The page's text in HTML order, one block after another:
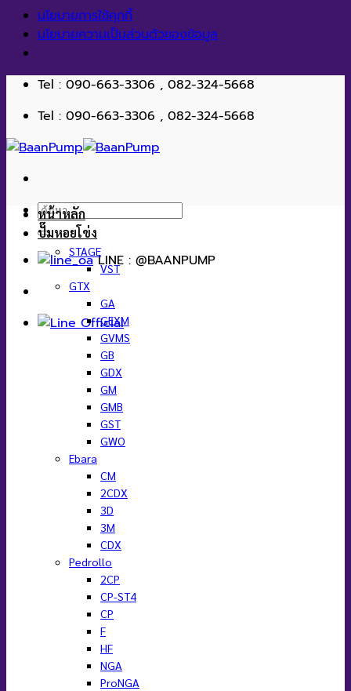
นโยบายการใช้คุกกี้
นโยบายความเป็นส่วนตัวของข้อมูล
ข้าม
เนื้อหา
Tel : 090-663-3306 , 082-324-5668
Tel : 090-663-3306 , 082-324-5668
ค้นหา:
LINE : @BAANPUMP
หน้าหลัก
ปั๊มหอยโข่ง
STAGE
VST
GTX
GA
GEXM
GVMS
GB
GDX
GM
GMB
GST
GWO
Ebara
CM
2CDX
3D
3M
CDX
Pedrollo
2CP
CP-ST4
CP
F
HF
NGA
ProNGA